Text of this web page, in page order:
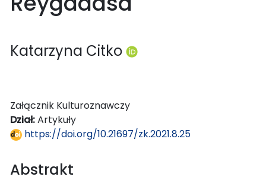
Katarzyna Citko
Załącznik Kulturoznawczy
Dział:Artykuły
https://doi.org/10.21697/zk.2021.8.25
Abstrakt